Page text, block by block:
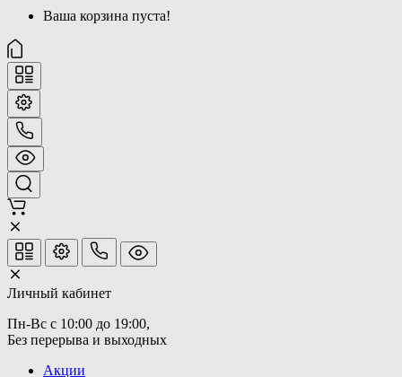
Ваша корзина пуста!
Личный кабинет
Пн-Вс с 10:00 до 19:00,
Без перерыва и выходных
Акции